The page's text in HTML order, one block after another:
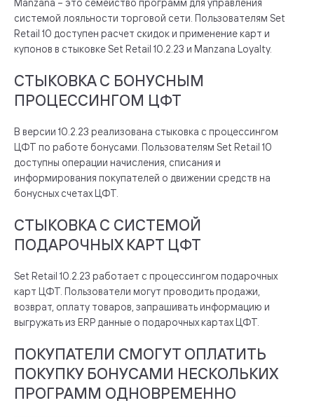
системой лояльности торговой сети. Пользователям Set
Retail 10 доступен расчет скидок и применение карт и
купонов в стыковке Set Retail 10.2.23 и Manzana Loyalty.
СТЫКОВКА С БОНУСНЫМ
ПРОЦЕССИНГОМ ЦФТ
В версии 10.2.23 реализована стыковка с процессингом
ЦФТ по работе бонусами. Пользователям Set Retail 10
доступны операции начисления, списания и
информирования покупателей о движении средств на
бонусных счетах ЦФТ.
СТЫКОВКА С СИСТЕМОЙ
ПОДАРОЧНЫХ КАРТ ЦФТ
Set Retail 10.2.23 работает с процессингом подарочных
карт ЦФТ. Пользователи могут проводить продажи,
возврат, оплату товаров, запрашивать информацию и
выгружать из ERP данные о подарочных картах ЦФТ.
ПОКУПАТЕЛИ СМОГУТ ОПЛАТИТЬ
ПОКУПКУ БОНУСАМИ НЕСКОЛЬКИХ
ПРОГРАММ ОДНОВРЕМЕННО